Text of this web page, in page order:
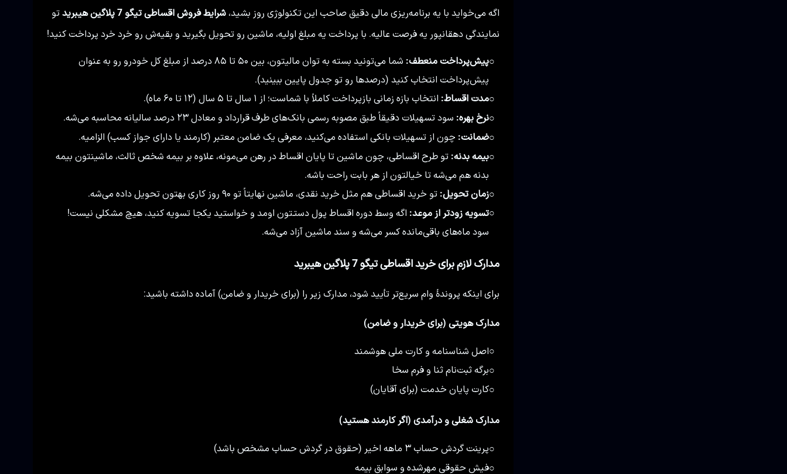
اگه می‌خواید با یه برنامه‌ریزی مالی دقیق صاحب این تکنولوژی روز بشید، شرایط فروش اقساطی تیگو 7 پلاگین هیبرید
تو
نمایندگی دهقانپور یه فرصت عالیه. با پرداخت یه مبلغ اولیه، ماشین رو تحویل بگیرید و بقیه‌ش رو خرد خرد پرداخت کنید!
○پیش‌پرداخت منعطف:
شما می‌تونید بسته به توان مالیتون، بین ۵۰ تا ۸۵ درصد از مبلغ کل خودرو رو به عنوان
پیش‌پرداخت انتخاب کنید (درصدها رو تو جدول پایین ببینید).
○مدت اقساط: انتخاب بازه زمانی بازپرداخت کاملاً با شماست؛ از ۱ سال تا ۵ سال (۱۲ تا ۶۰ ماه).
○نرخ بهره: سود تسهیلات دقیقاً طبق مصوبه رسمی بانک‌های طرف قرارداد و معادل ۲۳ درصد سالیانه محاسبه می‌شه.
○ضمانت: چون از تسهیلات بانکی استفاده می‌کنید، معرفی یک ضامن معتبر (کارمند یا دارای جواز کسب) الزامیه.
○بیمه بدنه: تو طرح اقساطی، چون ماشین تا پایان اقساط در رهن می‌مونه، علاوه بر بیمه شخص ثالث، ماشینتون بیمه
بدنه هم می‌شه تا خیالتون از هر بابت راحت باشه.
○زمان تحویل: تو خرید اقساطی هم مثل خرید نقدی، ماشین نهایتاً تو ۹۰ روز کاری بهتون تحویل داده می‌شه.
○تسویه زودتر از موعد: اگه وسط دوره اقساط پول دستتون اومد و خواستید یکجا تسویه کنید، هیچ مشکلی نیست!
سود ماه‌های باقی‌مانده کسر می‌شه و سند ماشین آزاد می‌شه.
مدارک لازم برای خرید اقساطی تیگو 7 پلاگین هیبرید
برای اینکه پروندهٔ وام سریع‌تر تأیید شود، مدارک زیر را (برای خریدار و ضامن) آماده داشته باشید:
مدارک هویتی (برای خریدار و ضامن)
○اصل شناسنامه و کارت ملی هوشمند
○برگه ثبت‌نام ثنا و فرم سخا
○کارت پایان خدمت (برای آقایان)
مدارک شغلی و درآمدی (اگر کارمند هستید)
○پرینت گردش حساب ۳ ماهه اخیر (حقوق در گردش حساب مشخص باشد)
○فیش حقوقی مهرشده و سوابق بیمه